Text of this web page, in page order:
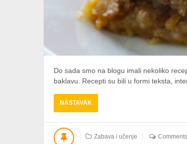
Do sada smo na blogu imali nekoliko
baklavu. Recepti su bili u formi teksta,
NASTAVAK
[RECEPT]
NAJJEDOSTAVNIJI
SA
Zabava i učenje